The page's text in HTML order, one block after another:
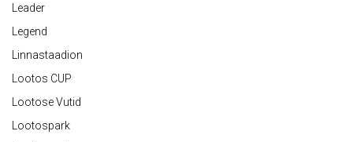
Leader
Legend
Linnastaadion
Lootos CUP
Lootose Vutid
Lootospark